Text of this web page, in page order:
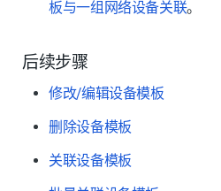
图 5. 在上传
注意
类型
板与一组网络设备关联。
后续步骤
修改/编辑设备模板
删除设备模板
关联设备模板